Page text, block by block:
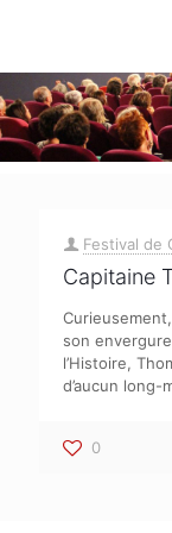
Festival de
Capitaine
son
l’Histoire,
d’aucun long-
0